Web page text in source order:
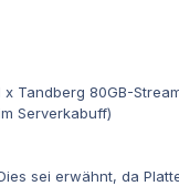
x Tandberg 80GB-
Serverkabuff)
sei erwähnt, da